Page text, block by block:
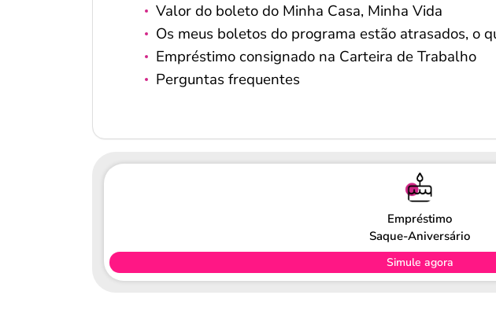
Valor do boleto do Minha Casa, Minha Vida
Os meus boletos do programa estão atrasados, o
Empréstimo consignado na Carteira de Trabalho
Perguntas frequentes
Empréstimo
Saque-Aniversário
Simule agora